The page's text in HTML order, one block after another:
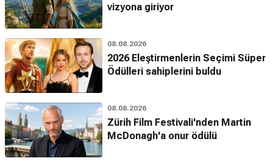
vizyona giriyor
08.08.2026
2026 Eleştirmenlerin Seçimi Süper
Ödülleri sahiplerini buldu
08.08.2026
Zürih Film Festivali'nden Martin
McDonagh'a onur ödülü